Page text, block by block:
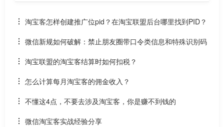
淘宝客怎样创建推广位pid？在淘宝联盟后台哪里找到PID？
微信新规如何破解：禁止朋友圈带口令类信息和特殊识别码
淘宝联盟的淘宝客结算时如何扣税？
怎么计算每月淘宝客的佣金收入？
不懂这4点，不要去涉及淘宝客，你是赚不到钱的
微信淘宝客实战经验分享